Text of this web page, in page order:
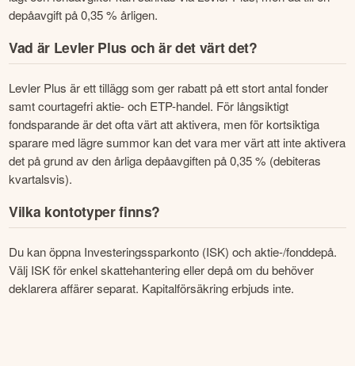
depåavgift på 0,35 % årligen.
Vad är Levler Plus och är det värt det?
Levler Plus är ett tillägg som ger rabatt på ett stort antal fonder
samt courtagefri aktie- och ETP-handel. För långsiktigt
fondsparande är det ofta värt att aktivera, men för kortsiktiga
sparare med lägre summor kan det vara mer värt att inte aktivera
det på grund av den årliga depåavgiften på 0,35 % (debiteras
kvartalsvis).
Vilka kontotyper finns?
Du kan öppna Investeringssparkonto (ISK) och aktie-/fonddepå.
Välj ISK för enkel skattehantering eller depå om du behöver
deklarera affärer separat. Kapitalförsäkring erbjuds inte.